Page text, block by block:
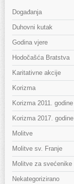
Događanja
Duhovni kutak
Godina vjere
Hodočašća Bratstva
Karitativne akcije
Korizma
Korizma 2011. godine
Korizma 2017. godine
Molitve
Molitve sv. Franje
Molitve za svećenike
Nekategorizirano